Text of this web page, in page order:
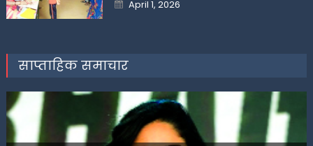
on
April 1, 2026
साप्ताहिक समाचार